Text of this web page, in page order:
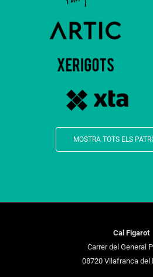
MOSTRA TOTS ELS
Cal Figarot
Carrer del General
08720 Vilafranca del